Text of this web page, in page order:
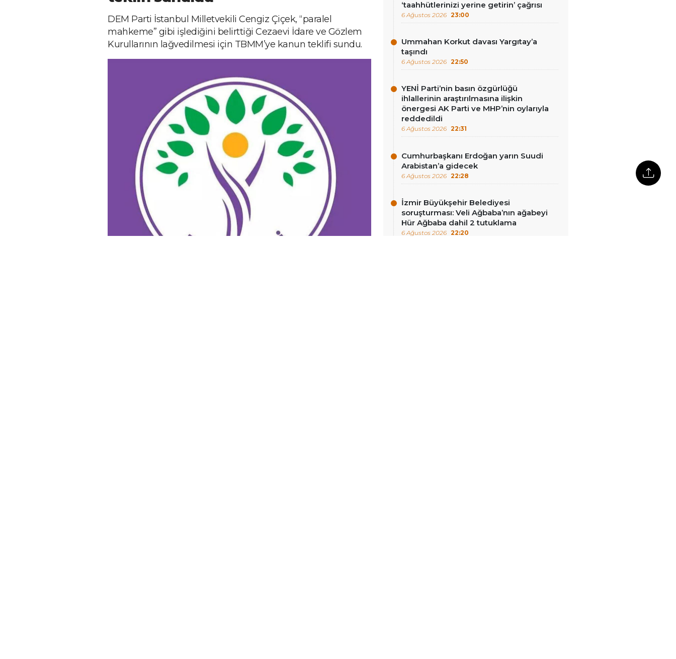
DEM Parti İstanbul Milletvekili Cengiz Çiçek, “paralel
mahkeme” gibi işlediğini belirttiği Cezaevi İdare ve Gözlem
Kurullarının lağvedilmesi için TBMM’ye kanun teklifi sundu.
‘taahhütlerinizi yerine getirin’ çağrısı
6 Ağustos 2026 23:00
Ummahan Korkut davası Yargıtay’a
taşındı
6 Ağustos 2026 22:50
YENİ Parti’nin basın özgürlüğü
ihlallerinin araştırılmasına ilişkin
önergesi AK Parti ve MHP’nin oylarıyla
reddedildi
6 Ağustos 2026 22:31
Cumhurbaşkanı Erdoğan yarın Suudi
Arabistan’a gidecek
6 Ağustos 2026 22:28
İzmir Büyükşehir Belediyesi
soruşturması: Veli Ağbaba’nın ağabeyi
Hür Ağbaba dahil 2 tutuklama
6 Ağustos 2026 22:20